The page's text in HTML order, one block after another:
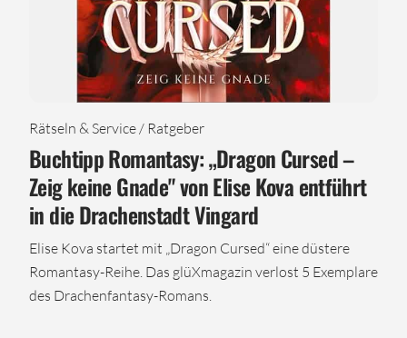
Rätseln & Service / Ratgeber
Buchtipp Romantasy: „Dragon Cursed –
Zeig keine Gnade" von Elise Kova entführt
in die Drachenstadt Vingard
Elise Kova startet mit „Dragon Cursed“ eine düstere
Romantasy-Reihe. Das glüXmagazin verlost 5 Exemplare
des Drachenfantasy-Romans.